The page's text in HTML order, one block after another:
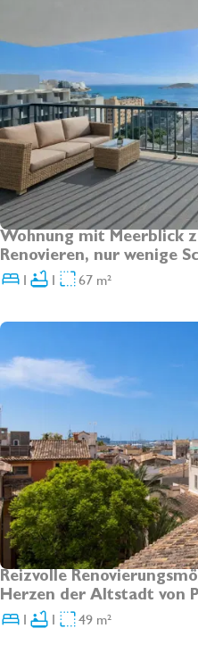
Wohnung mit Meerblick
Renovieren, nur wenige
Strand entfernt im
1 1 67 m²
Reizvolle
Herzen der Altstadt von
1 1 49 m²